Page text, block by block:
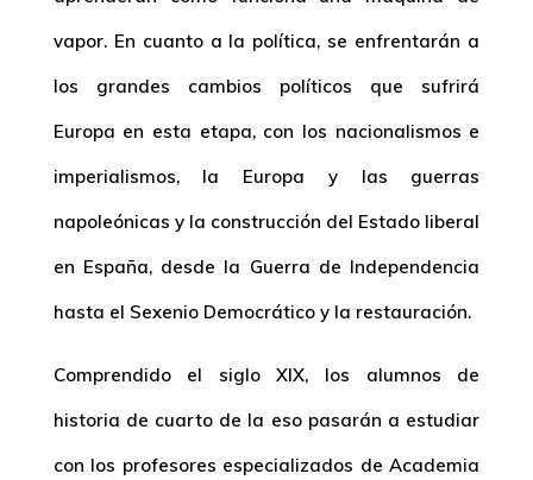
vapor. En cuanto a la política, se enfrentarán a
los grandes cambios políticos que sufrirá
Europa en esta etapa, con los nacionalismos e
imperialismos, la Europa y las guerras
napoleónicas y la construcción del Estado liberal
en España, desde la Guerra de Independencia
hasta el Sexenio Democrático y la restauración.
Comprendido el siglo XIX, los alumnos de
historia de cuarto de la esopasarán a estudiar
con los profesores especializados de Academia